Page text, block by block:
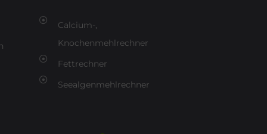
Calcium-,
Knochenmehlrechner
Fettrechner
Seealgenmehlrechner